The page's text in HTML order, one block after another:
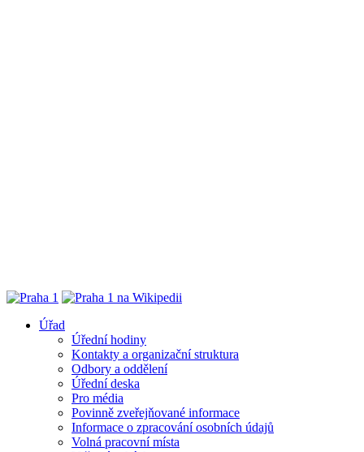
Úřad
Úřední hodiny
Kontakty a organizační struktura
Odbory a oddělení
Úřední deska
Pro média
Povinně zveřejňované informace
Informace o zpracování osobních údajů
Volná pracovní místa